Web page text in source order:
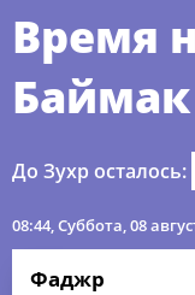
Время
Баймак
До Зухр осталось:
08:44, Суббота, 08
Фаджр